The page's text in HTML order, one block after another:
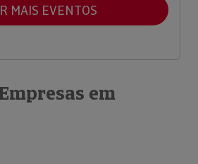
MAIS EVENTOS
em